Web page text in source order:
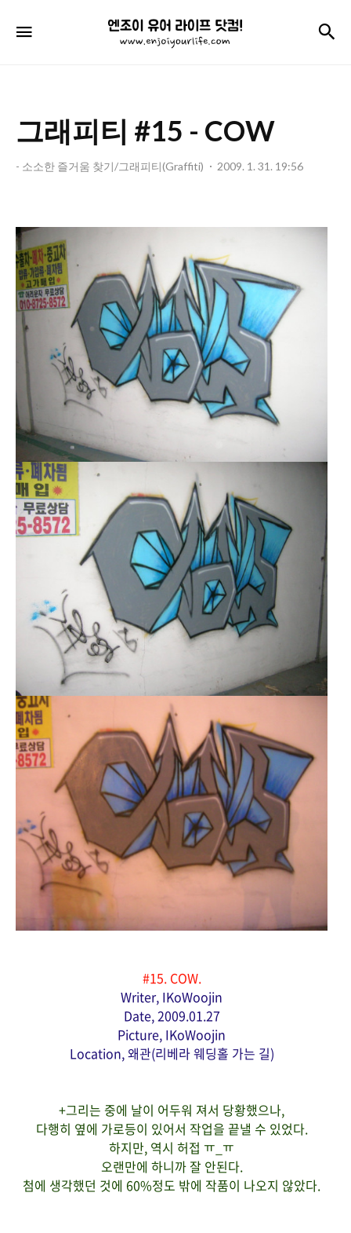
엔
조
어
라
컴!
그래피티 #15 - COW
- 소소한 즐거움 찾기/그래피티(Graffiti) 2009. 1. 31. 19:56
#15. COW.
Writer, IKoWoojin
Date, 2009.01.27
Picture, IKoWoojin
Location, 왜관(리베라 웨딩홀 가는 길)
+그리는 중에 날이 어두워 져서 당황했으나,
다행히 옆에 가로등이 있어서 작업을 끝낼 수 있었다.
하지만, 역시 허접 ㅠ_ㅠ
오랜만에 하니까 잘 안된다.
첨에 생각했던 것에 60%정도 밖에 작품이 나오지 않았다.